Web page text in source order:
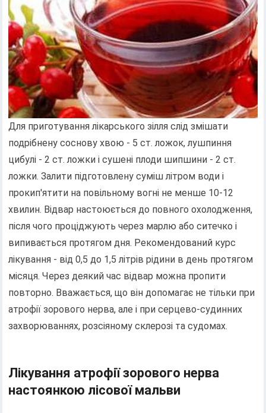
Для приготування лікарського зілля слід змішати
подрібнену соснову хвою - 5 ст. ложок, лушпиння
цибулі - 2 ст. ложки і сушені плоди шипшини - 2 ст.
ложки. Залити підготовлену суміш літром води і
прокип'ятити на повільному вогні не менше 10-12
хвилин. Відвар настоюється до повного охолодження,
після чого проціджують через марлю або ситечко і
випивається протягом дня. Рекомендований курс
лікування - від 0,5 до 1,5 літрів рідини в день протягом
місяця. Через деякий час відвар можна пропити
повторно. Вважається, що він допомагає не тільки при
атрофії зорового нерва, але і при серцево-судинних
захворюваннях, розсіяному склерозі та судомах.
Лікування атрофії зорового нерва
настоянкою лісової мальви